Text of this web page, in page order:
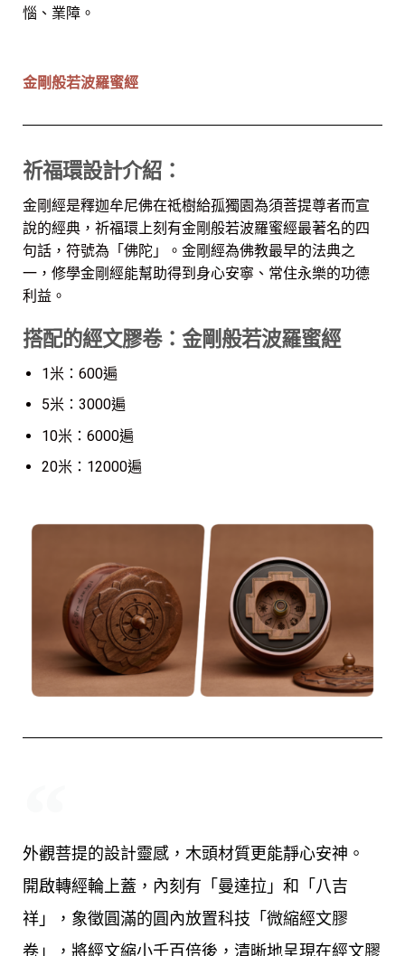
惱、業障。
金剛般若波羅蜜經
祈福環設計介紹：
金剛經是釋迦牟尼佛在祗樹給孤獨園為須菩提尊者而宣
說的經典，祈福環上刻有金剛般若波羅蜜經最著名的四
句話，符號為「佛陀」。金剛經為佛教最早的法典之
一，修學金剛經能幫助得到身心安寧、常住永樂的功德
利益。
搭配的經文膠卷：金剛般若波羅蜜經
1米：600遍
5米：3000遍
10米：6000遍
20米：12000遍
外觀菩提的設計靈感，木頭材質更能靜心安神。
開啟轉經輪上蓋，內刻有「曼達拉」和「八吉
祥」，象徵圓滿的圓內放置科技「微縮經文膠
卷」，將經文縮小千百倍後，清晰地呈現在經文膠